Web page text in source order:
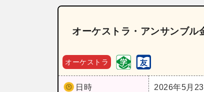
オーケストラ・アンサンブ
オーケストラ
日時 2026年5月23